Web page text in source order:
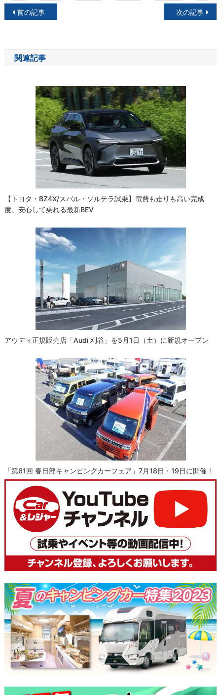
投
ナ
ビ
前の記事 次の記事
関連記事
【トヨタ・bZ4X/スバル・ソルテラ試乗】電費も走りも高い完成
度。安心して乗れる最新BEV
アウディ正規販売店「Audi 刈谷」を5月1日（土）に新規オープン
「第61回 春日部キャンピングカーフェア」7月18日・19日に開催！